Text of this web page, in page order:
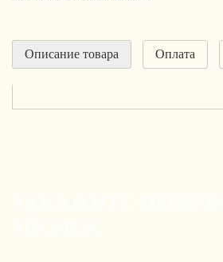
Описание товара Оплата